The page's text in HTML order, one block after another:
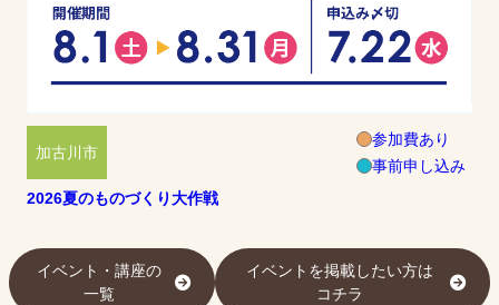
加古川市
参加費あり
事前申し込み
2026夏のものづくり大作戦
イベント・講座の
一覧
イベントを掲載したい方は
コチラ